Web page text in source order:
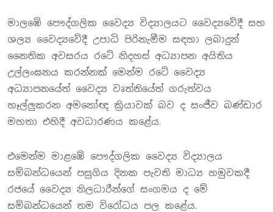
මාලඹේ පෞද්ගලික වෛද්‍ය විද්‍යාලයට වෛද්‍යවේදී සහ
ශල්‍ය වෛද්‍යවේදී උපාධි පිරිනැමීම සඳහා ලබාදුන්
නෛතික අවසරය රටේ නිදහස් අධ්‍යාපන අයිතිය
උල්ලංඝනය කරන්නක් මෙන්ම රටේ වෛද්‍ය
අධ්‍යාපනයේත් වෛද්‍ය වෘත්තියේත් ‍ගරුත්වය
හෑල්ලුකරන අමනෝඥ ක්‍රියාවක් බව ද සංජීව බණ්ඩාර
මහතා එහිදී අවධාරණය කළේය.
එමෙන්ම මාළඹේ පෞද්ගලික වෛද්‍ය විද්‍යාලය
සම්බන්ධයෙන් පසුගිය දිනක පැවති මාධ්‍ය හමුවකදී
රජයේ වෛද්‍ය නිලධාරීන්ගේ සංගමය ද මේ
සම්බන්ධයෙන් තම විරෝධය පල කළේය.